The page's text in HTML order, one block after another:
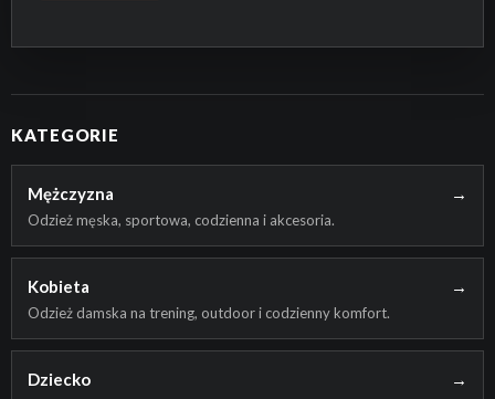
KATEGORIE
Mężczyzna →
Odzież męska, sportowa, codzienna i akcesoria.
Kobieta →
Odzież damska na trening, outdoor i codzienny komfort.
Dziecko →